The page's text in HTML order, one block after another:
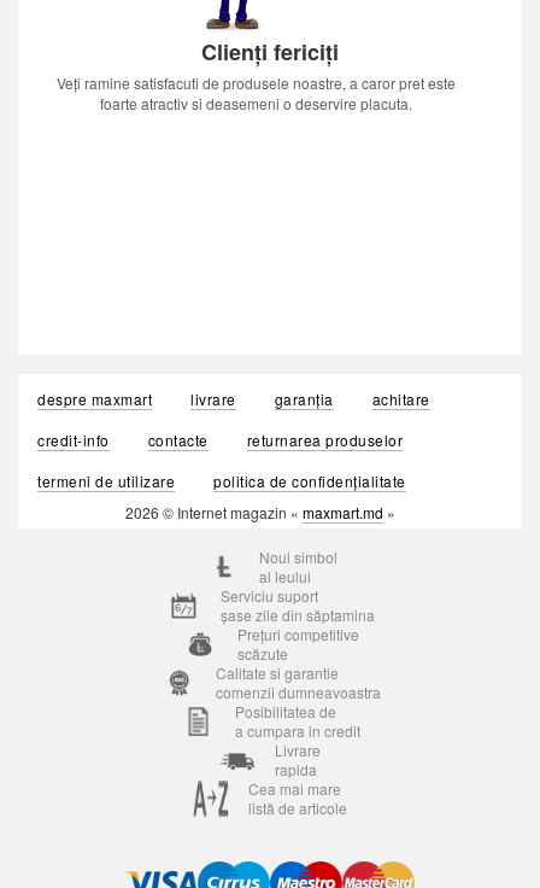
Clienți fericiți
Veți ramine satisfacuti de produsele noastre, a caror pret este
foarte atractiv si deasemeni o deservire placuta.
despre maxmart livrare garanția
achitare
credit-info
contacte
returnarea produselor
termeni de utilizare
politica de confidențialitate
2026 © Internet magazin « maxmart.md »
Noul simbol
al leului
Serviciu suport
șase zile din săptamina
Prețuri competitive
scăzute
Calitate si garantie
comenzii dumneavoastra
Posibilitatea de
a cumpara in credit
Livrare
rapida
Cea mai mare
listă de articole